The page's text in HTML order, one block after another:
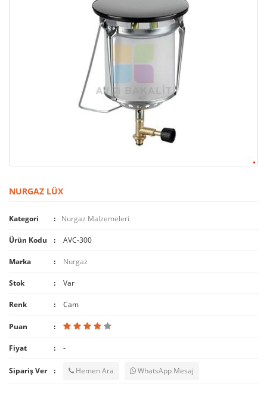
NURGAZ LÜX
Kategori Nurgaz Malzemeleri
Ürün Kodu AVC-300
Marka Nurgaz
Stok Var
Renk Cam
Puan
Fiyat -
Sipariş Ver Hemen Ara WhatsApp Mesaj